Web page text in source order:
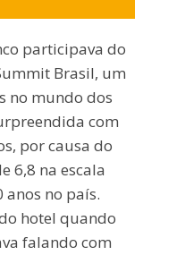
participava do
Brasil, um
no mundo dos
com
por causa do
6,8 na escala
anos no país.
hotel quando
falando com